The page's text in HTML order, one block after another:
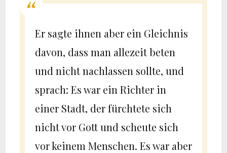
Er sagte ihnen aber ein Gleichnis
davon, dass man allezeit beten
und nicht nachlassen sollte, und
sprach: Es war ein Richter in
einer Stadt, der fürchtete sich
nicht vor Gott und scheute sich
vor keinem Menschen. Es war aber